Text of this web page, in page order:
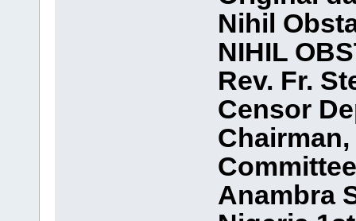
Nihil
NIHIL
Rev. Fr.
Censor
Anambra